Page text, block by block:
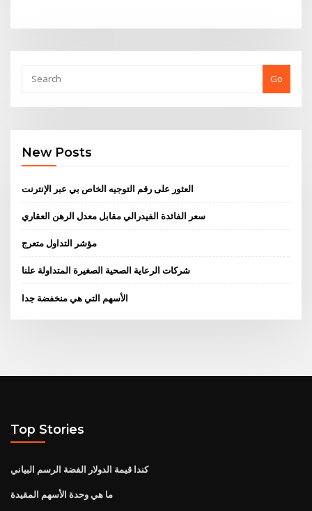
Go
New Posts
العثور على رقم التوجيه الخاص بي عبر الإنترنت
سعر الفائدة الفيدرالي مقابل معدل الرهن العقاري
مؤشر التداول متعرج
شركات الرعاية الصحية الصغيرة المتداولة علنا
الأسهم التي هي منخفضة جدا
Top Stories
كندا قيمة الدولار الفضة الرسم البياني
ما هي وحدة الأسهم المقيدة